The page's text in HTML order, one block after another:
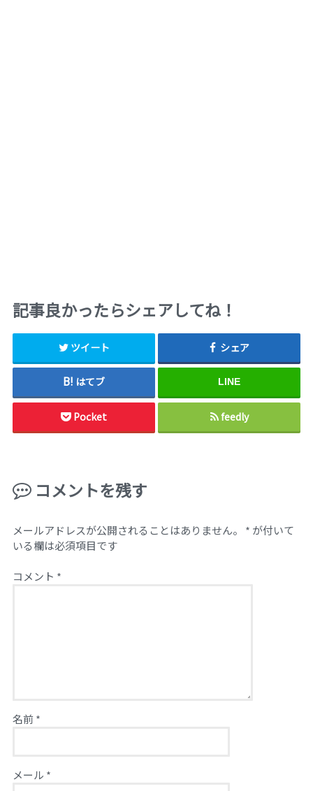
記事良かったらシェアしてね！
ツイート シェア
はてブ LINE
Pocket feedly
コメントを残す
メールアドレスが公開されることはありません。 * が付いて
いる欄は必須項目です
コメント *
名前*
メール *